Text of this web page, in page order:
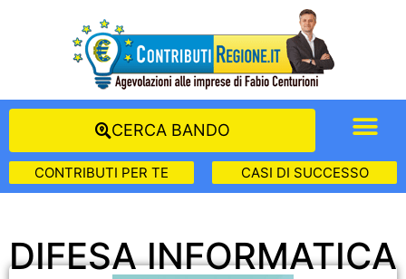
CERCA BANDO
CONTRIBUTI PER TE CASI DI SUCCESSO
DIFESA INFORMATICA